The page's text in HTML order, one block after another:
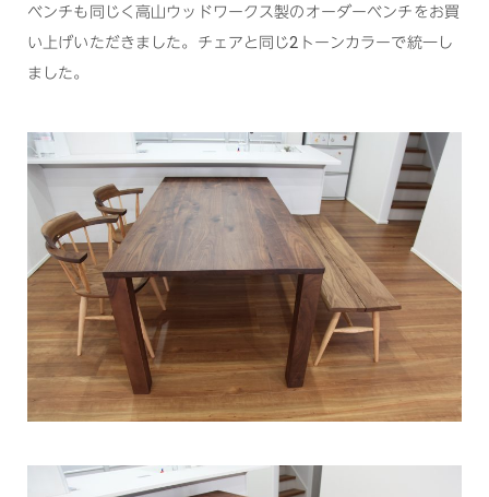
ベンチも同じく高山ウッドワークス製のオーダーベンチをお買
い上げいただきました。チェアと同じ2トーンカラーで統一し
ました。